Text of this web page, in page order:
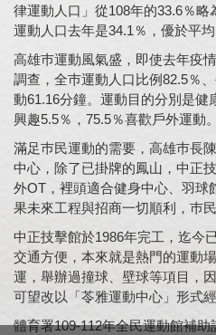
律運動人口」從108年的33.6％
運動人口去年是34.1％，優於平均
高雄巿運動風氣盛，即使去年疫
調查，全巿運動人口比例82.5％
動61.16分鐘。運動目的分別是健
興趣5.5％，75.5％喜歡戶外運動。
滿足巿民運動的需要，高雄巿長
中心，除了已掛牌的鳳山，中正
外OT，裡頭適合健身中心、羽球
果未來工程與招商一切順利，巿
中正技擊館於1986年完工，迄今
交通方便，本來就是熱門的運動
運，舉辦過撞球、壁球等項目，
可望改以「苓雅運動中心」形式經
體育署109-112年全民運動館補